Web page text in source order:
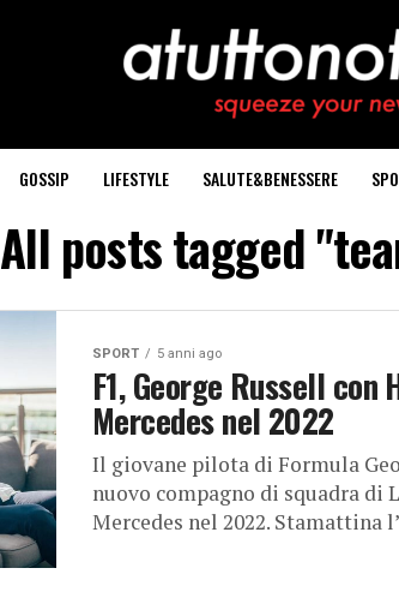
GOSSIP LIFESTYLE SALUTE&BENESSERE
All posts tagged
SPORT 5 anni ago
F1, George Russell con
Mercedes nel 2022
Il giovane pilota di Formula
nuovo compagno di squadra di
Mercedes nel 2022. Stamattina